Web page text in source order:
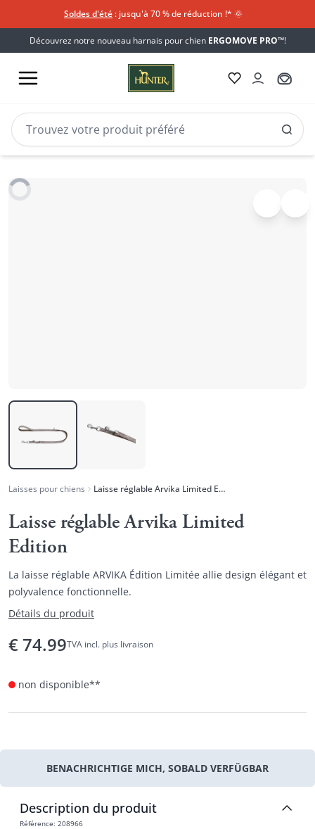
Soldes d'été : jusqu'à 70 % de réduction !*​ 🌞
Découvrez notre nouveau harnais pour chien ERGOMOVE PRO™!
Laisses pour chiens Laisse réglable Arvika Limited Edition
Laisse réglable Arvika Limited
Edition
La laisse réglable ARVIKA Édition Limitée allie design élégant et
polyvalence fonctionnelle.
Détails du produit
€74.99TVA incl. plus livraison
non disponible**
BENACHRICHTIGE MICH, SOBALD VERFÜGBAR
Description du produit
Référence: 208966